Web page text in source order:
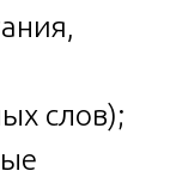
слов);